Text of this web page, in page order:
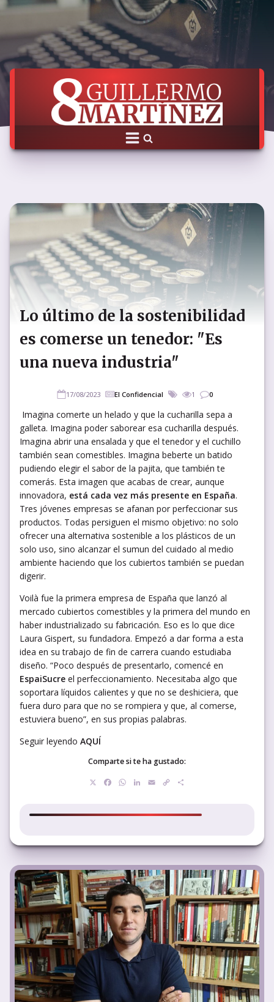
Lo último de la sostenibilidad
es comerse un tenedor: "Es
una nueva industria"
17/08/2023 El Confidencial 1 0
Imagina comerte un helado y que la cucharilla sepa a
galleta. Imagina poder saborear esa cucharilla después.
Imagina abrir una ensalada y que el tenedor y el cuchillo
también sean comestibles. Imagina beberte un batido
pudiendo elegir el sabor de la pajita, que también te
comerás. Esta imagen que acabas de crear, aunque
innovadora, está cada vez más presente en España.
Tres jóvenes empresas se afanan por perfeccionar sus
productos. Todas persiguen el mismo objetivo: no solo
ofrecer una alternativa sostenible a los plásticos de un
solo uso, sino alcanzar el sumun del cuidado al medio
ambiente haciendo que los cubiertos también se puedan
digerir.
Voilà fue la primera empresa de España que lanzó al
mercado cubiertos comestibles y la primera del mundo en
haber industrializado su fabricación. Eso es lo que dice
Laura Gispert, su fundadora. Empezó a dar forma a esta
idea en su trabajo de fin de carrera cuando estudiaba
diseño. “Poco después de presentarlo, comencé en
EspaiSucre el perfeccionamiento. Necesitaba algo que
soportara líquidos calientes y que no se deshiciera, que
fuera duro para que no se rompiera y que, al comerse,
estuviera bueno”, en sus propias palabras.
Seguir leyendo AQUÍ
Comparte si te ha gustado:
Facebook
WhatsApp
LinkedIn
EmailCopy